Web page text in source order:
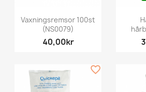
Vaxningsremsor 100st
(NS0079)
40,00kr
favorite_border